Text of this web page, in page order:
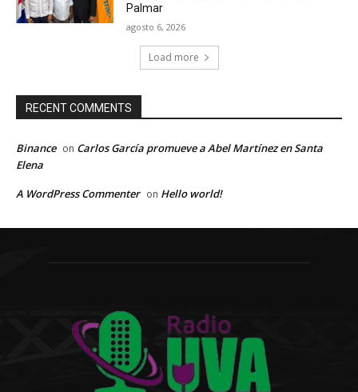
Palmar
agosto 6, 2026
Load more
RECENT COMMENTS
Binance on Carlos García promueve a Abel Martínez en Santa
Elena
A WordPress Commenter on Hello world!